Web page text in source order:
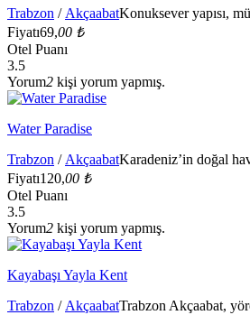
Trabzon / AkçaabatKonuksever yapısı,
Fiyatı69,00 ₺
Otel Puanı
3.5
Yorum2 kişi yorum yapmış.
Water Paradise
Trabzon / AkçaabatKaradeniz’in doğal
Fiyatı120,00 ₺
Otel Puanı
3.5
Yorum2 kişi yorum yapmış.
Kayabaşı Yayla Kent
Trabzon / AkçaabatTrabzon Akçaabat,